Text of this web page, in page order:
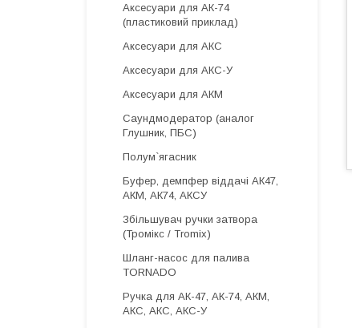
Аксесуари для АК-74
(пластиковий приклад)
Аксесуари для АКС
Аксесуари для АКС-У
Аксесуари для АКМ
Саундмодератор (аналог
Глушник, ПБС)
Полум`ягасник
Буфер, демпфер віддачі АК47,
АКМ, АК74, АКСУ
Збільшувач ручки затвора
(Тромікс / Tromix)
Шланг-насос для палива
TORNADO
Ручка для АК-47, АК-74, АКМ,
АКС, АКС, АКС-У